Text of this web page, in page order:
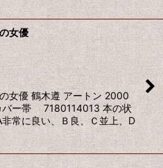
女優
女優 鶴木遵 アートン 2000
ー帯 7180114013 本の状
常に良い、Ｂ良、Ｃ並上、D